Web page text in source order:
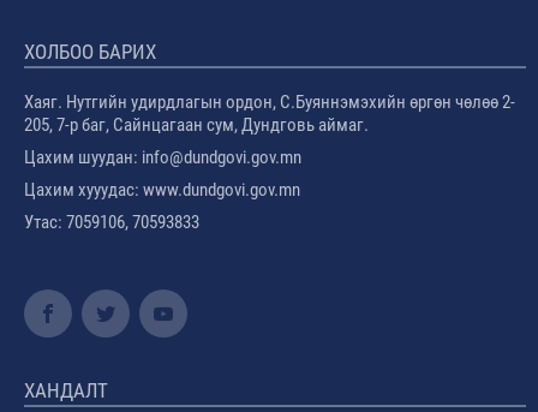
ХОЛБОО БАРИХ
Хаяг. Нутгийн удирдлагын ордон, С.Буяннэмэхийн өргөн чөлөө 2-
205, 7-р баг, Сайнцагаан сум, Дундговь аймаг.
Цахим шуудан: info@dundgovi.gov.mn
Цахим хууудас: www.dundgovi.gov.mn
Утас: 7059106, 70593833
ХАНДАЛТ